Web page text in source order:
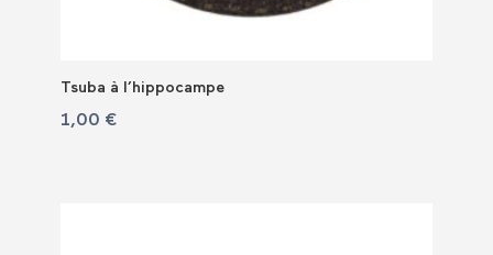
Tsuba à l’hippocampe
1,00 €